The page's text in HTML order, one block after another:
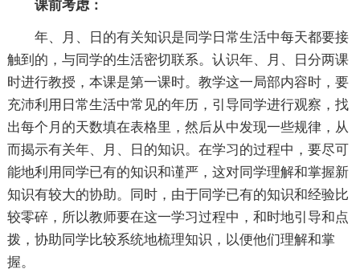
课前考虑：
年、月、日的有关知识是同学日常生活中每天都要接
触到的，与同学的生活密切联系。认识年、月、日分两课
时进行教授，本课是第一课时。教学这一局部内容时，要
充沛利用日常生活中常见的年历，引导同学进行观察，找
出每个月的天数填在表格里，然后从中发现一些规律，从
而揭示有关年、月、日的知识。在学习的过程中，要尽可
能地利用同学已有的知识和谨严，这对同学理解和掌握新
知识有较大的协助。同时，由于同学已有的知识和经验比
较零碎，所以教师要在这一学习过程中，和时地引导和点
拨，协助同学比较系统地梳理知识，以便他们理解和掌
握。